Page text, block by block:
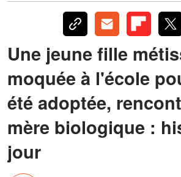
Une jeune fille
moquée à l'école
été adoptée,
mère biologique :
jour